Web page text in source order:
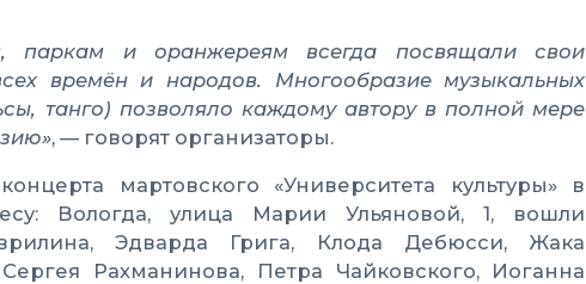
времён и народов. Многообразие музыкальных
танго) позволяло каждому автору в полной мере
, — говорят организаторы.
Вологда, улица Марии Ульяновой, 1, вошли
Эдварда Грига, Клода Дебюсси, Жака
Рахманинова, Петра Чайковского, Иоганна